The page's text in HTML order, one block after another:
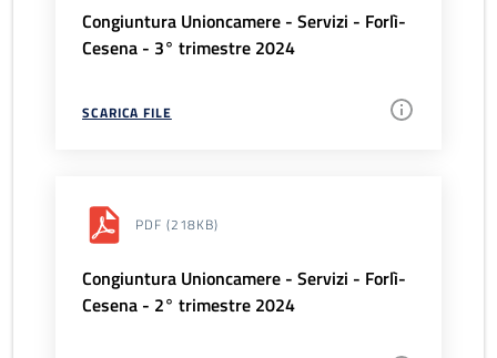
Congiuntura Unioncamere - Servizi - Forlì-
Cesena - 3° trimestre 2024
SCARICA FILE
PDF (218KB)
Congiuntura Unioncamere - Servizi - Forlì-
Cesena - 2° trimestre 2024